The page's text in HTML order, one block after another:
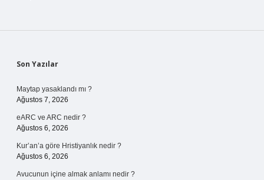
Sidebar
Son Yazılar
Maytap yasaklandı mı ?
Ağustos 7, 2026
eARC ve ARC nedir ?
Ağustos 6, 2026
Kur’an’a göre Hristiyanlık nedir ?
Ağustos 6, 2026
Avucunun içine almak anlamı nedir ?